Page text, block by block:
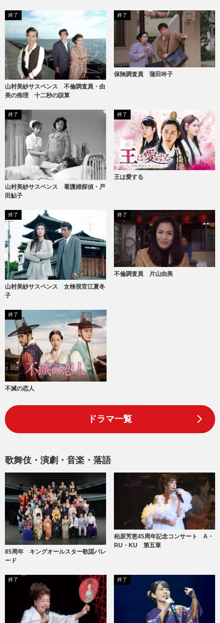
終了
山村美紗サスペンス 不倫調査員・由
美の推理 十二秒の誤算
終了
保険調査員 蒲田吟子
終了
山村美紗サスペンス 看護婦探偵・戸
田鮎子
終了
王は愛する
終了
山村美紗サスペンス 女検視官江夏冬
子
終了
不倫調査員 片山由美
終了
不滅の恋人
ドラマ一覧
歌舞伎・演劇・音楽・落語
85周年 キングオールスター歌謡パレ
ード
柏原芳恵45周年記念コンサート A・
RU・KU 第五章
終了 終了